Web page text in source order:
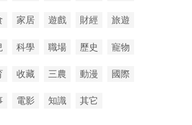
家居 遊戲 財經 旅遊
科學 職場 歷史 寵物
收藏 三農 動漫 國際
電影 知識 其它